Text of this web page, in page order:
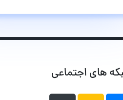
های اجتماعی